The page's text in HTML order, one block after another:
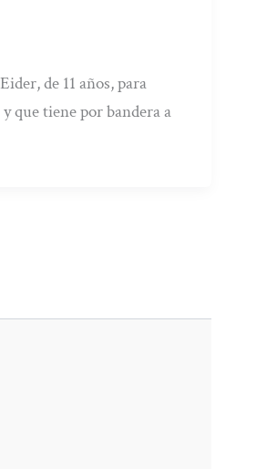
de 11 años, para
que tiene por bandera a